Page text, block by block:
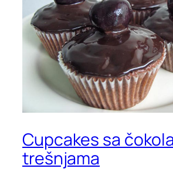
Cupcakes sa
trešnjama